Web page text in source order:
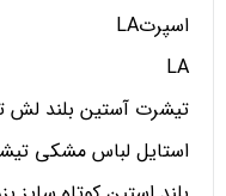
اسپرتLA
LA
تیشرت آستین بلند
استایل لباس مشکی